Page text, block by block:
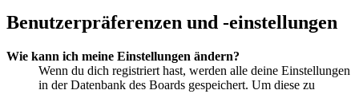
Benutzerpräferenzen und -einstellungen
Wie kann ich meine Einstellungen ändern?
Wenn du dich registriert hast, werden alle deine Einstellungen
in der Datenbank des Boards gespeichert. Um diese zu